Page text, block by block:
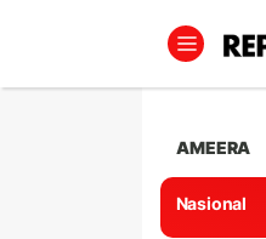
AMEERA
Nasional